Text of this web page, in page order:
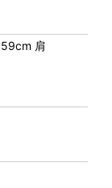
肩